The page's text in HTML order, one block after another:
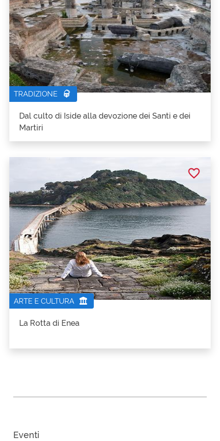
TRADIZIONE
Dal culto di Iside alla devozione dei Santi e dei
Martiri
favorite_border
ARTE E CULTURA
La Rotta di Enea
Eventi